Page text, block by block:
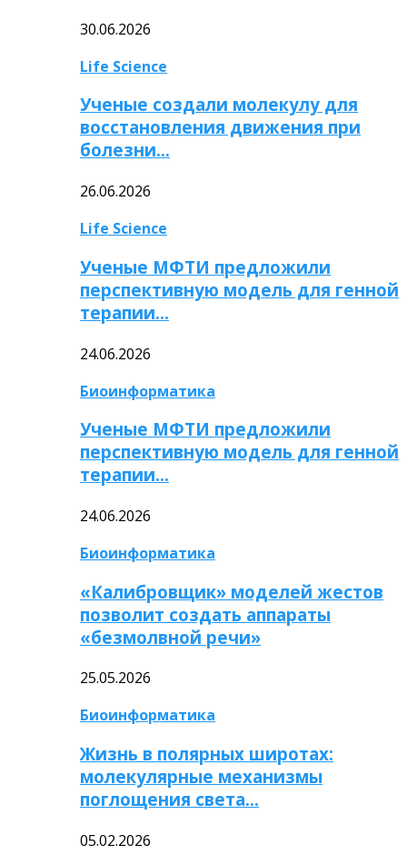
30.06.2026
Life Science
Ученые создали молекулу для
восстановления движения при
болезни…
26.06.2026
Life Science
Ученые МФТИ предложили
перспективную модель для генной
терапии…
24.06.2026
Биоинформатика
Ученые МФТИ предложили
перспективную модель для генной
терапии…
24.06.2026
Биоинформатика
«Калибровщик» моделей жестов
позволит создать аппараты
«безмолвной речи»
25.05.2026
Биоинформатика
Жизнь в полярных широтах:
молекулярные механизмы
поглощения света…
05.02.2026